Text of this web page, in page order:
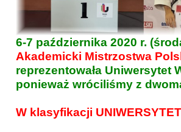
6-7 października 2020 r.
Akademicki Mistrzostwa
reprezentowała Uniwersytet
ponieważ wróciliśmy z
W klasyfikacji